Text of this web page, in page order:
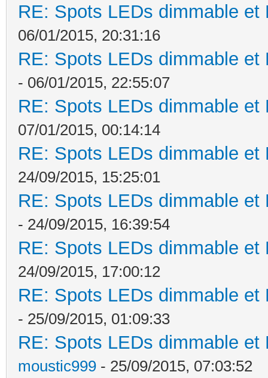
RE: Spots LEDs dimmable
06/01/2015, 20:31:16
RE: Spots LEDs dimmable
- 06/01/2015, 22:55:07
RE: Spots LEDs dimmable
07/01/2015, 00:14:14
RE: Spots LEDs dimmable
24/09/2015, 15:25:01
RE: Spots LEDs dimmable
- 24/09/2015, 16:39:54
RE: Spots LEDs dimmable
24/09/2015, 17:00:12
RE: Spots LEDs dimmable
- 25/09/2015, 01:09:33
RE: Spots LEDs dimmable
moustic999 - 25/09/2015, 07:03:52